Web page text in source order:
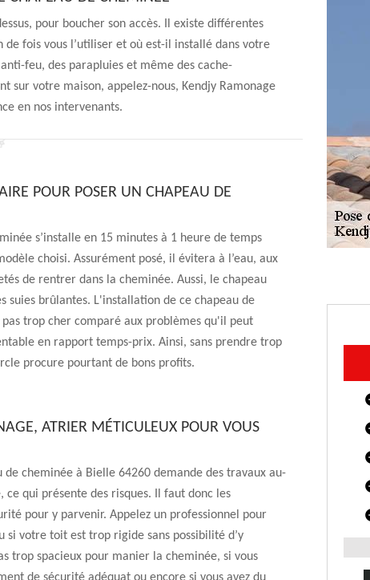
pour boucher son accès. Il existe différentes
fois vous l’utiliser et où est-il installé dans votre
feu, des parapluies et même des cache-
sur votre maison, appelez-nous, Kendjy Ramonage
en nos intervenants.
POUR POSER UN CHAPEAU DE
s’installe en 15 minutes à 1 heure de temps
choisi. Assurément posé, il évitera à l’eau, aux
de rentrer dans la cheminée. Aussi, le chapeau
suies brûlantes. L'installation de ce chapeau de
trop cher comparé aux problèmes qu'il peut
en rapport temps-prix. Ainsi, sans prendre trop
procure pourtant de bons profits.
ATRIER MÉTICULEUX POUR VOUS
de cheminée à Bielle 64260 demande des travaux au-
ce qui présente des risques. Il faut donc les
pour y parvenir. Appelez un professionnel pour
si votre toit est trop rigide sans possibilité d’y
trop spacieux pour manier la cheminée, si vous